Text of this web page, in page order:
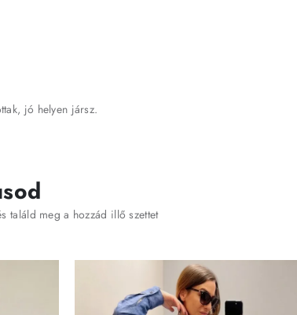
jó helyen jársz.
találd meg a hozzád illő szettet